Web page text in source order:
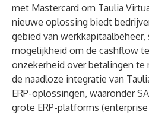
met Mastercard om Taulia
nieuwe oplossing biedt
gebied van
mogelijkheid om de cashflow
onzekerheid over betalingen te
de naadloze integratie van
ERP-oplossingen, waaronder
grote ERP-platforms